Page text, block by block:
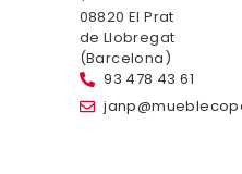
08820 El Prat
de Llobregat
(Barcelona)
93 478 43 61